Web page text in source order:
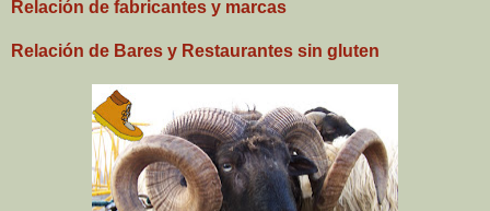
Relación de fabricantes y marcas
Relación de Bares y Restaurantes sin gluten